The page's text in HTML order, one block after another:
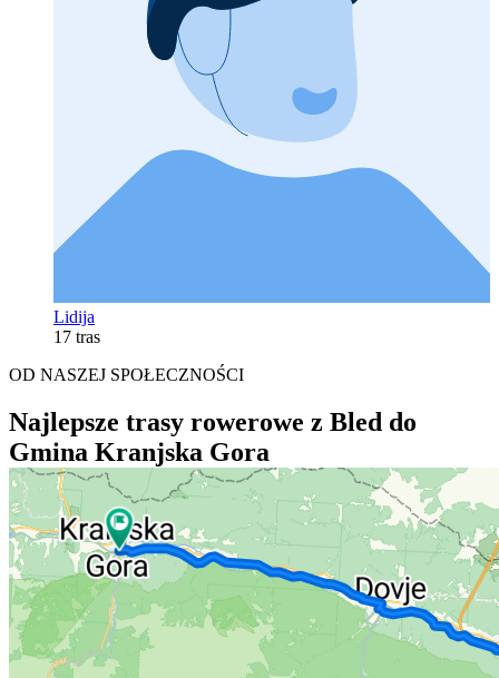
Lidija
17 tras
OD NASZEJ SPOŁECZNOŚCI
Najlepsze trasy rowerowe z Bled do
Gmina Kranjska Gora